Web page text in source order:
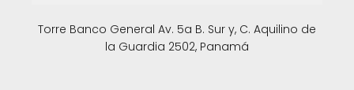
Torre Banco General Av. 5a B. Sur y, C. Aquilino de
la Guardia 2502, Panamá